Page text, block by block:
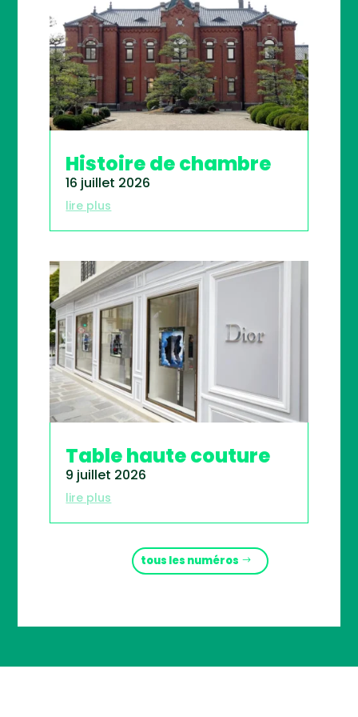
Histoire de chambre
16 juillet 2026
lire plus
Table haute couture
9 juillet 2026
lire plus
tous les numéros